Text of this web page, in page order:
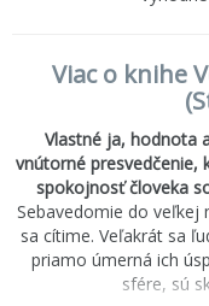
Viac o knihe
Vlastné ja, hodnota
vnútorné presvedčenie,
spokojnosť človeka
Sebavedomie do veľkej
sa cítime. Veľakrát sa
priamo úmerná ich
sfére, sú